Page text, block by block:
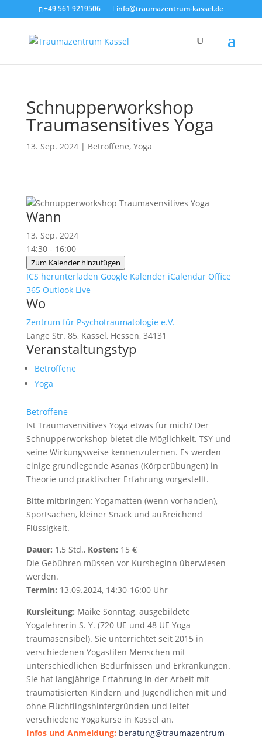
+49 561 9219506 info@traumazentrum-kassel.de
Schnupperworkshop
Traumasensitives Yoga
13. Sep. 2024| Betroffene, Yoga
Wann
13. Sep. 2024
14:30 - 16:00
Zum Kalender hinzufügen
ICS herunterladen Google Kalender iCalendar Office
365 Outlook Live
Wo
Zentrum für Psychotraumatologie e.V.
Lange Str. 85, Kassel, Hessen, 34131
Veranstaltungstyp
Betroffene
Yoga
Betroffene
Ist Traumasensitives Yoga etwas für mich? Der
Schnupperworkshop bietet die Möglichkeit, TSY und
seine Wirkungsweise kennenzulernen. Es werden
einige grundlegende Asanas (Körperübungen) in
Theorie und praktischer Erfahrung vorgestellt.
Bitte mitbringen: Yogamatten (wenn vorhanden),
Sportsachen, kleiner Snack und außreichend
Flüssigkeit.
Dauer: 1,5 Std., Kosten: 15 €
Die Gebühren müssen vor Kursbeginn überwiesen
werden.
Termin: 13.09.2024, 14:30-16:00 Uhr
Kursleitung: Maike Sonntag, ausgebildete
Yogalehrerin S. Y. (720 UE und 48 UE Yoga
traumasensibel). Sie unterrichtet seit 2015 in
verschiedenen Yogastilen Menschen mit
unterschiedlichen Bedürfnissen und Erkrankungen.
Sie hat langjährige Erfahrung in der Arbeit mit
traumatisierten Kindern und Jugendlichen mit und
ohne Flüchtlingshintergründen und leitet
verschiedene Yogakurse in Kassel an.
Infos und Anmeldung: beratung@traumazentrum-